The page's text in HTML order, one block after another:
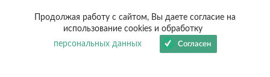
Написать в ВКонтакте
help@lazarev.ru
Продолжая работу с сайтом, Вы даете согласие на
использование cookies и обработку
персональных данных
Согласен